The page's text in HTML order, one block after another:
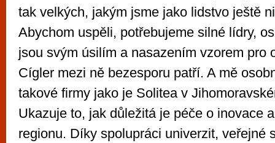
tak velkých, jakým jsme jako lidstvo ještě
Abychom uspěli, potřebujeme silné lídry,
jsou svým úsilím a nasazením vzorem pro
Cígler mezi ně bezesporu patří. A mě
takové firmy jako je Solitea v
Ukazuje to, jak důležitá je péče o inovace
regionu. Díky spolupráci univerzit, veřejné